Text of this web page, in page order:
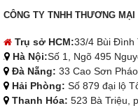
CÔNG TY TNHH THƯƠNG
Trụ sở HCM:33/4 Bùi Đình
Hà Nội:Số 1, Ngõ 495
Đà Nẵng: 33 Cao Sơn
Hải Phòng: Số 879 đại lộ
Thanh Hóa: 523 Bà Triệu,